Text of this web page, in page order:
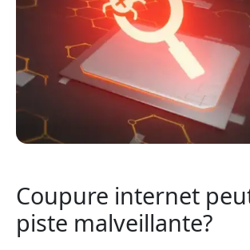
Coupure internet
piste malveillante?